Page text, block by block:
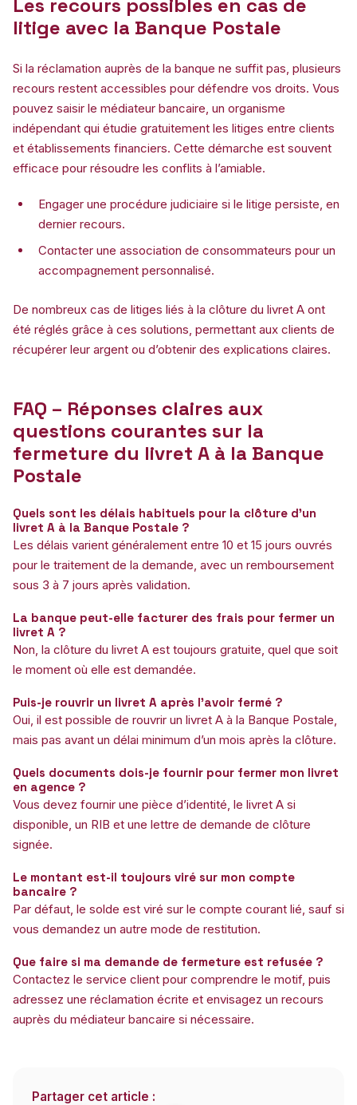
Les recours possibles en cas de
litige avec la Banque Postale
Si la réclamation auprès de la banque ne suffit pas, plusieurs
recours restent accessibles pour défendre vos droits. Vous
pouvez saisir le médiateur bancaire, un organisme
indépendant qui étudie gratuitement les litiges entre clients
et établissements financiers. Cette démarche est souvent
efficace pour résoudre les conflits à l’amiable.
Engager une procédure judiciaire si le litige persiste, en
dernier recours.
Contacter une association de consommateurs pour un
accompagnement personnalisé.
De nombreux cas de litiges liés à la clôture du livret A ont
été réglés grâce à ces solutions, permettant aux clients de
récupérer leur argent ou d’obtenir des explications claires.
FAQ – Réponses claires aux
questions courantes sur la
fermeture du livret A à la Banque
Postale
Quels sont les délais habituels pour la clôture d’un
livret A à la Banque Postale ?
Les délais varient généralement entre 10 et 15 jours ouvrés
pour le traitement de la demande, avec un remboursement
sous 3 à 7 jours après validation.
La banque peut-elle facturer des frais pour fermer un
livret A ?
Non, la clôture du livret A est toujours gratuite, quel que soit
le moment où elle est demandée.
Puis-je rouvrir un livret A après l’avoir fermé ?
Oui, il est possible de rouvrir un livret A à la Banque Postale,
mais pas avant un délai minimum d’un mois après la clôture.
Quels documents dois-je fournir pour fermer mon livret
en agence ?
Vous devez fournir une pièce d’identité, le livret A si
disponible, un RIB et une lettre de demande de clôture
signée.
Le montant est-il toujours viré sur mon compte
bancaire ?
Par défaut, le solde est viré sur le compte courant lié, sauf si
vous demandez un autre mode de restitution.
Que faire si ma demande de fermeture est refusée ?
Contactez le service client pour comprendre le motif, puis
adressez une réclamation écrite et envisagez un recours
auprès du médiateur bancaire si nécessaire.
Partager cet article :